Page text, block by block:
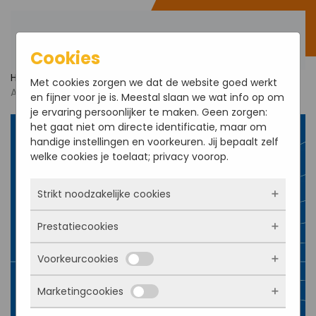
Home Products Sketchup
SketchUp Pro
Advanced
Cookies
Met cookies zorgen we dat de website goed werkt
en fijner voor je is. Meestal slaan we wat info op om
je ervaring persoonlijker te maken. Geen zorgen:
het gaat niet om directe identificatie, maar om
handige instellingen en voorkeuren. Jij bepaalt zelf
welke cookies je toelaat; privacy voorop.
Strikt noodzakelijke cookies
Deze cookies zorgen ervoor dat de website
überhaupt werkt. Ze zijn dus altijd actief en
kunnen niet worden uitgezet. Meestal worden
ze alleen geplaatst als jij iets doet, zoals
inloggen, een formulier invullen of je
privacyvoorkeuren opslaan. Je kunt je browser
Prestatiecookies
Met deze cookies zien we hoe vaak onze site
bezocht wordt, waar bezoekers vandaan
komen en welke pagina’s populair zijn. Zo
kunnen we de website blijven verbeteren.
Voorkeurcookies
Deze cookies onthouden jouw voorkeuren.
Bijvoorbeeld taalkeuze of ingevulde gegevens.
Marketingcookies